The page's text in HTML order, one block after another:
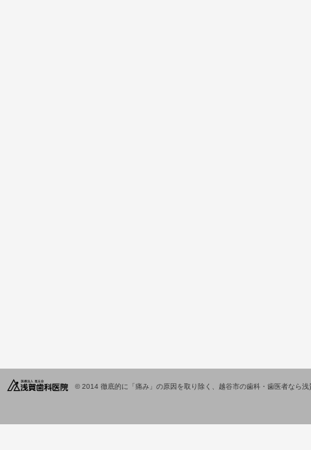
© 2014 徹底的に「痛み」の原因を取り除く、越谷市の歯科・歯医者なら